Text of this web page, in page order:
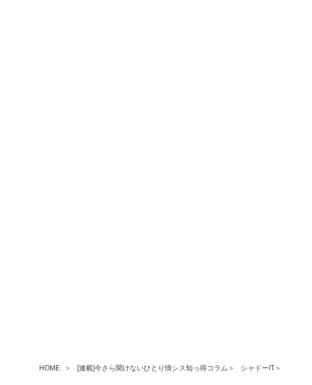
HOME [連載]今さら聞けないひとり情シス知っ得コラム シャドーIT